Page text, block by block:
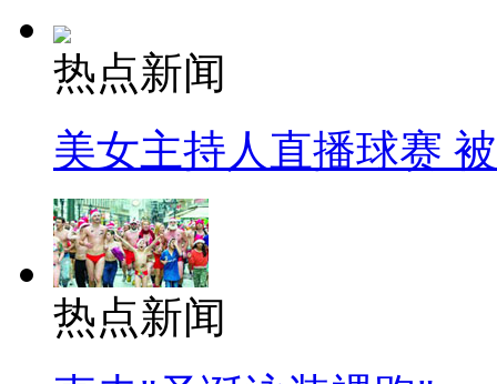
热点新闻
美女主持人直播球赛
热点新闻